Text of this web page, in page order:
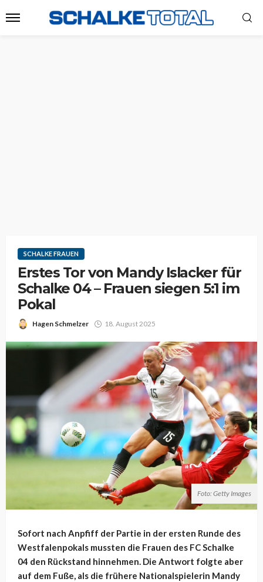
SCHALKE FRAUEN
Erstes Tor von Mandy Islacker für
Schalke 04 – Frauen siegen 5:1 im
Pokal
Hagen Schmelzer 18. August 2025
Foto: Getty Images
Sofort nach Anpfiff der Partie in der ersten Runde des
Westfalenpokals mussten die Frauen des FC Schalke
04 den Rückstand hinnehmen. Die Antwort folgte aber
auf dem Fuße, als die frühere Nationalspielerin Mandy